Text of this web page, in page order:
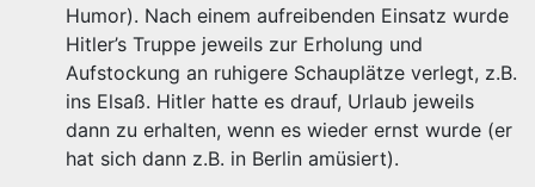
Humor). Nach einem aufreibenden Einsatz wurde
Hitler’s Truppe jeweils zur Erholung und
Aufstockung an ruhigere Schauplätze verlegt, z.B.
ins Elsaß. Hitler hatte es drauf, Urlaub jeweils
dann zu erhalten, wenn es wieder ernst wurde (er
hat sich dann z.B. in Berlin amüsiert).